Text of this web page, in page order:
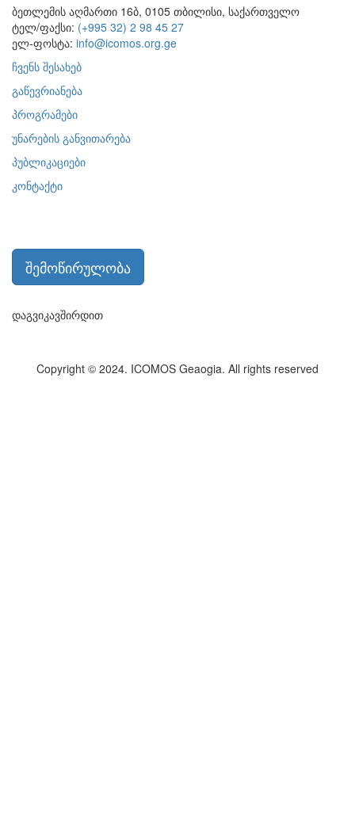
ბეთლემის აღმართი 16ბ, 0105 თბილისი, საქართველო
ტელ/ფაქსი: (+995 32) 2 98 45 27
ელ-ფოსტა: info@icomos.org.ge
ჩვენს შესახებ
გაწევრიანება
პროგრამები
უნარების განვითარება
პუბლიკაციები
კონტაქტი
შემოწირულობა
დაგვიკავშირდით
Copyright © 2024. ICOMOS Geaogia. All rights reserved